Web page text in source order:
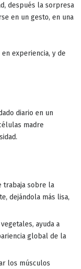
después la sorpresa
en un gesto, en una
experiencia, y de
diario en un
madre
trabaja sobre la
dejándola más lisa,
ayuda a
global de la
los músculos